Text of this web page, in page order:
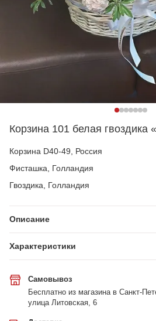
Корзина 101 белая гвоздика
Корзина D40-49, Россия
Фисташка, Голландия
Гвоздика, Голландия
Описание
Характеристики
Самовывоз
Бесплатно из магазина в Санкт-
улица Литовская, 6